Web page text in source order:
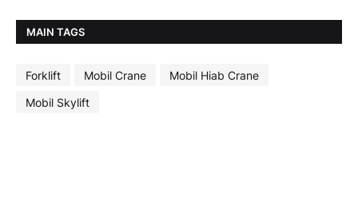
MAIN TAGS
Forklift Mobil Crane
Mobil Hiab Crane
Mobil Skylift